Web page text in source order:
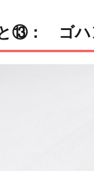
⑬： ゴハ